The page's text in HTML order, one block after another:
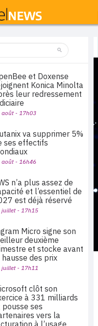
et Doxense
Konica Minolta
leur redressement
août - 17h03
va supprimer 5%
ses effectifs
août - 16h46
n’a plus assez de
et l’essentiel de
est déjà réservé
juillet - 17h15
Micro signe son
deuxième
et stocke avant
hausse des prix
juillet - 17h11
clôt son
à 331 milliards
pousse ses
vers la
à l’usage